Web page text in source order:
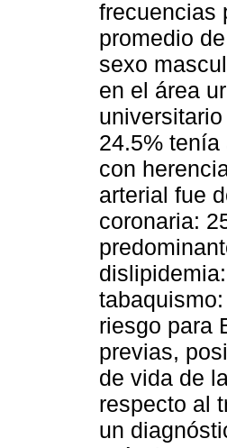
frecuencias
promedio
sexo
en el área
24.5%
con
arterial fue
coronaria:
riesgo para
previas,
de vida de
respecto al
un